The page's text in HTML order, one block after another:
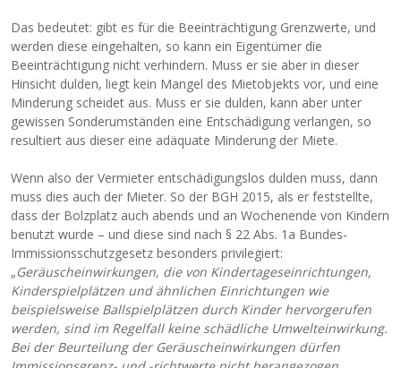
Das bedeutet: gibt es für die Beeinträchtigung Grenzwerte, und
werden diese eingehalten, so kann ein Eigentümer die
Beeinträchtigung nicht verhindern. Muss er sie aber in dieser
Hinsicht dulden, liegt kein Mangel des Mietobjekts vor, und eine
Minderung scheidet aus. Muss er sie dulden, kann aber unter
gewissen Sonderumständen eine Entschädigung verlangen, so
resultiert aus dieser eine adäquate Minderung der Miete.
Wenn also der Vermieter entschädigungslos dulden muss, dann
muss dies auch der Mieter. So der BGH 2015, als er feststellte,
dass der Bolzplatz auch abends und an Wochenende von Kindern
benutzt wurde – und diese sind nach § 22 Abs. 1a Bundes-
Immissionsschutzgesetz besonders privilegiert:
„Geräuscheinwirkungen, die von Kindertageseinrichtungen,
Kinderspielplätzen und ähnlichen Einrichtungen wie
beispielsweise Ballspielplätzen durch Kinder hervorgerufen
werden, sind im Regelfall keine schädliche Umwelteinwirkung.
Bei der Beurteilung der Geräuscheinwirkungen dürfen